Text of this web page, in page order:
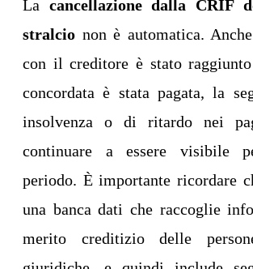
La cancellazione dalla CRIF
stralcio non è automatica.
con il creditore è stato
concordata è stata pagata, la
insolvenza o di ritardo nei
continuare a essere visibile
periodo. È importante ricordare
una banca dati che raccoglie
merito creditizio delle